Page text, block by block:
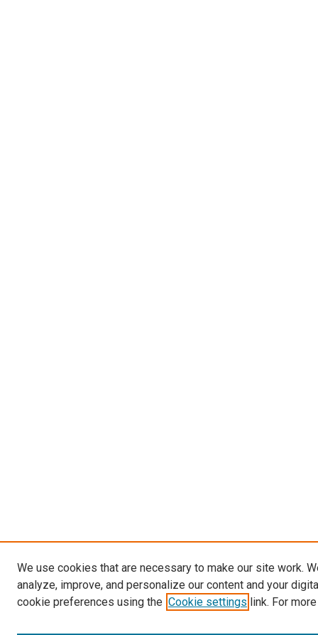
We use cookies that are necessary to make our site work.
analyze, improve, and personalize our content and your
cookie preferences using the Cookie settings link. For